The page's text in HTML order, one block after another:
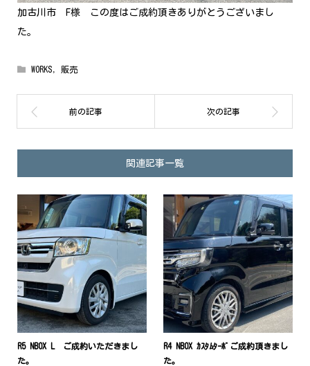
加古川市 F様 この度はご成約頂きありがとうございまし
た。
WORKS 販売
関連記事一覧
R5 NBOX L ご成約いただきまし
た。
R4 NBOX ｶｽﾀﾑﾀｰﾎﾞご成約頂きまし
た。